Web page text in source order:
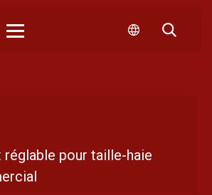
pour taille-haie